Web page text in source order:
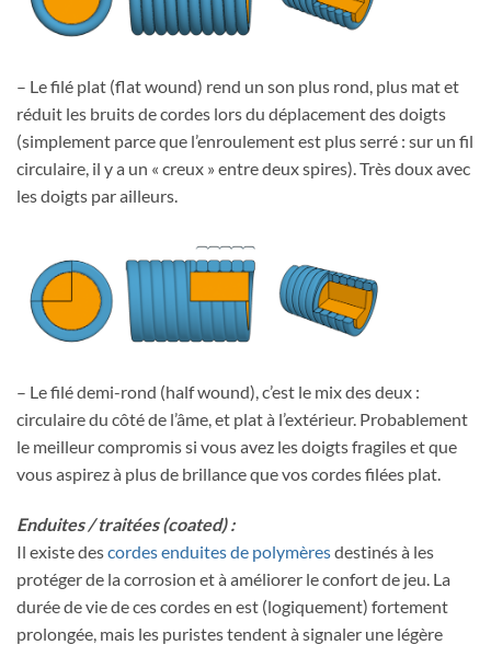
– Le filé plat (flat wound) rend un son plus rond, plus mat et
réduit les bruits de cordes lors du déplacement des doigts
(simplement parce que l’enroulement est plus serré : sur un fil
circulaire, il y a un « creux » entre deux spires). Très doux avec
les doigts par ailleurs.
– Le filé demi-rond (half wound), c’est le mix des deux :
circulaire du côté de l’âme, et plat à l’extérieur. Probablement
le meilleur compromis si vous avez les doigts fragiles et que
vous aspirez à plus de brillance que vos cordes filées plat.
Enduites / traitées (coated) :
Il existe descordes enduites de polymèresdestinés à les
protéger de la corrosion et à améliorer le confort de jeu. La
durée de vie de ces cordes en est (logiquement) fortement
prolongée, mais les puristes tendent à signaler une légère